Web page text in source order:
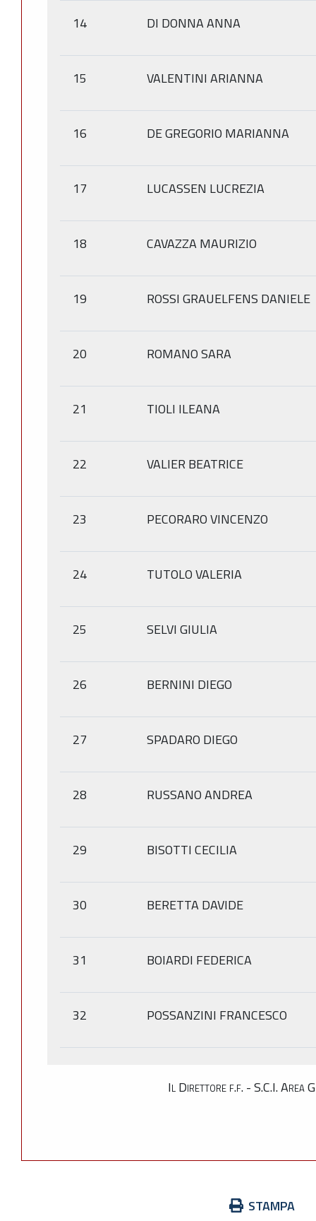
14 DI DONNA ANNA
15 VALENTINI ARIANNA
16 DE GREGORIO MARIANNA
17 LUCASSEN LUCREZIA
18 CAVAZZA MAURIZIO
19 ROSSI GRAUELFENS DANIELE
20 ROMANO SARA
21 TIOLI ILEANA
22 VALIER BEATRICE
23 PECORARO VINCENZO
24 TUTOLO VALERIA
25 SELVI GIULIA
26 BERNINI DIEGO
27 SPADARO DIEGO
28 RUSSANO ANDREA
29 BISOTTI CECILIA
30 BERETTA DAVIDE
31 BOIARDI FEDERICA
32 POSSANZINI FRANCESCO
Il Direttore f.f. - S.C.I. Area
STAMPA